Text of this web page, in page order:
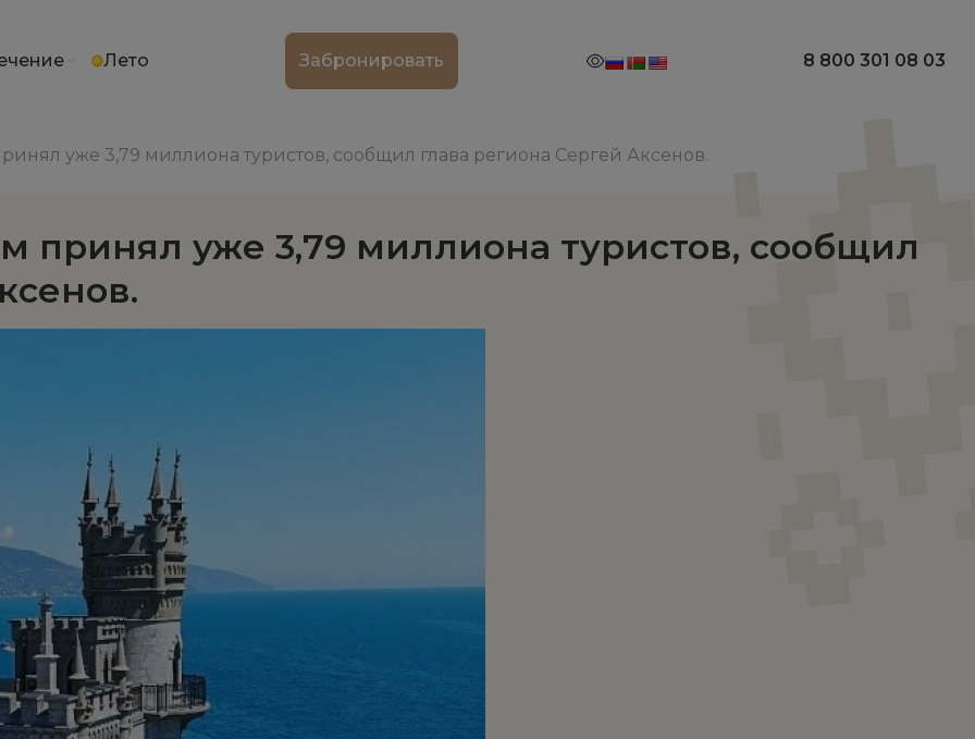
Лето Забронировать 8 800 301 08 03
уже 3,79 миллиона туристов, сообщил глава региона Сергей Аксенов.
принял уже 3,79 миллиона туристов, сообщил